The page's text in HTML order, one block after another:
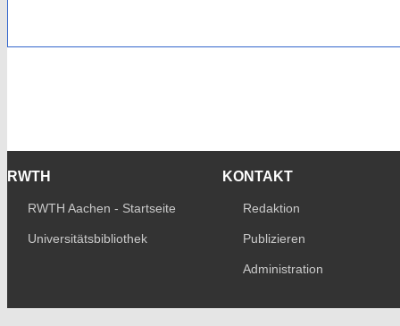
RWTH
RWTH Aachen - Startseite
Universitätsbibliothek
KONTAKT
Redaktion
Publizieren
Administration